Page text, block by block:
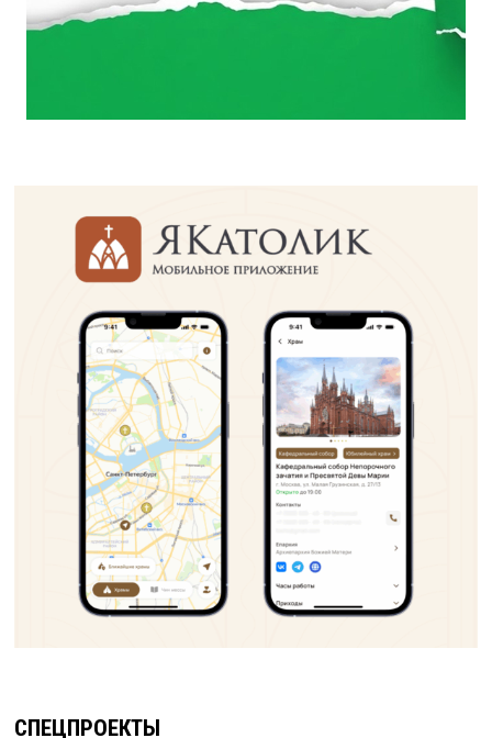
СПЕЦПРОЕКТЫ